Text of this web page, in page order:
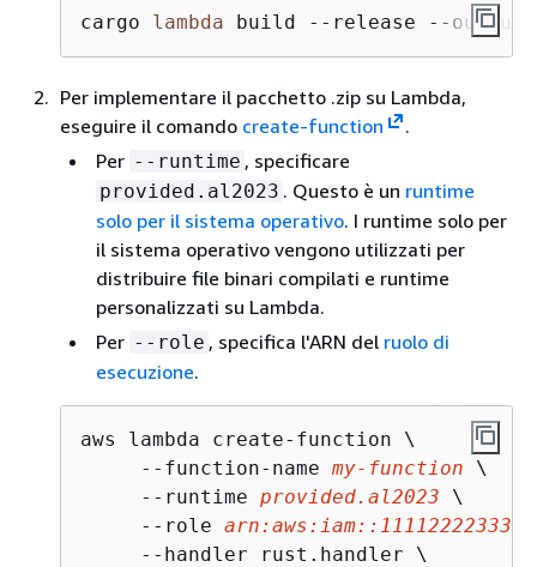
cargo lambda build --release --output-
Per implementare il pacchetto .zip su Lambda,
eseguire il comando create-function
.
Per --runtime , specificare
provided.al2023 . Questo è un runtime
solo per il sistema operativo. I runtime solo per
il sistema operativo vengono utilizzati per
distribuire file binari compilati e runtime
personalizzati su Lambda.
Per --role , specifica l'ARN del ruolo di
esecuzione.
aws lambda create-function \
     --function-name
my-function \
     --runtime
provided.al2023 \
     --role
     --handler rust.handler \